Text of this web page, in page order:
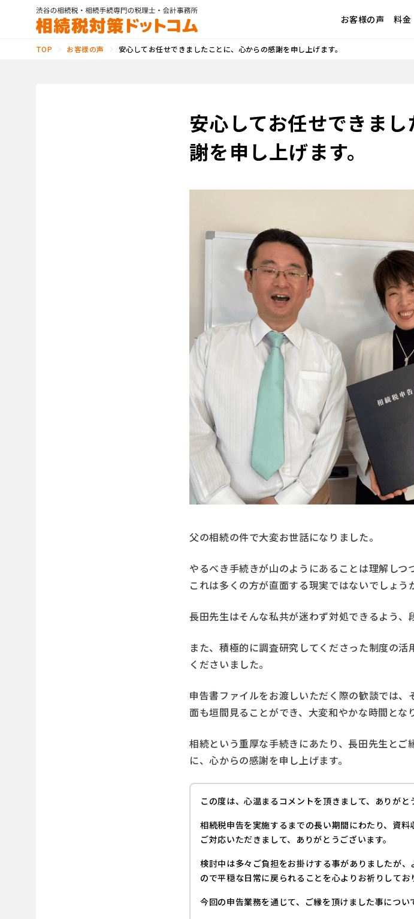
お客様の声 料金
TOP お客様の声 安心してお任せできましたことに、心からの感謝を申し上げます。
安心してお任せできま
謝を申し上げます。
父の相続の件で大変お世話になりました。
やるべき手続きが山のようにあることは理解し
これは多くの方が直面する現実ではないでしょう
長田先生はそんな私共が迷わず対処できるよう、
また、積極的に調査研究してくださった制度の
くださいました。
申告書ファイルをお渡しいただく際の歓談では
面も垣間見ることができ、大変和やかな時間とな
相続という重厚な手続きにあたり、長田先生と
に、心からの感謝を申し上げます。
この度は、心温まるコメントを頂きまして、ありがと
相続税申告を実施するまでの長い期間にわたり、資料
ご対応いただきまして、ありがとうございます。
検討中は多々ご負担をお掛けする事がありましたが
ので平穏な日常に戻られることを心よりお祈りしてお
今回の申告業務を通じて、ご縁を頂けました事につい